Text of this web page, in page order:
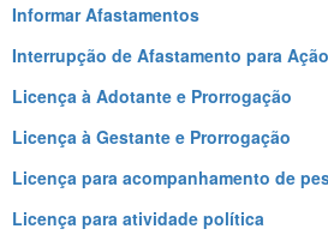
Informar Afastamentos
Interrupção de Afastamento para
Licença à Adotante e Prorrogação
Licença à Gestante e Prorrogação
Licença para acompanhamento de
Licença para atividade política